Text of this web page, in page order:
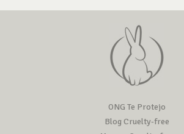
ONG Te Protejo
Blog Cruelty-free